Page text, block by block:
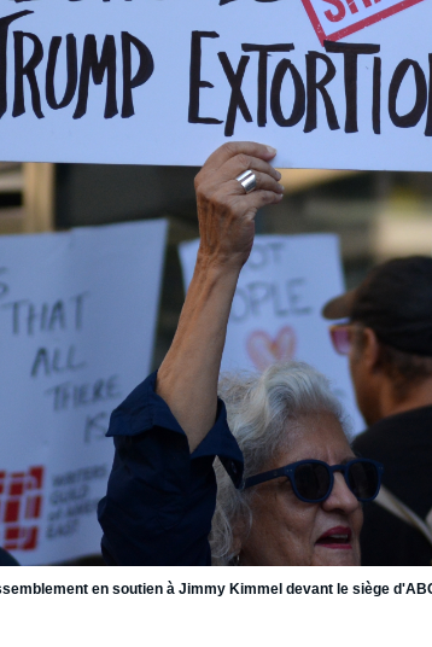
en soutien à Jimmy Kimmel devant le siège